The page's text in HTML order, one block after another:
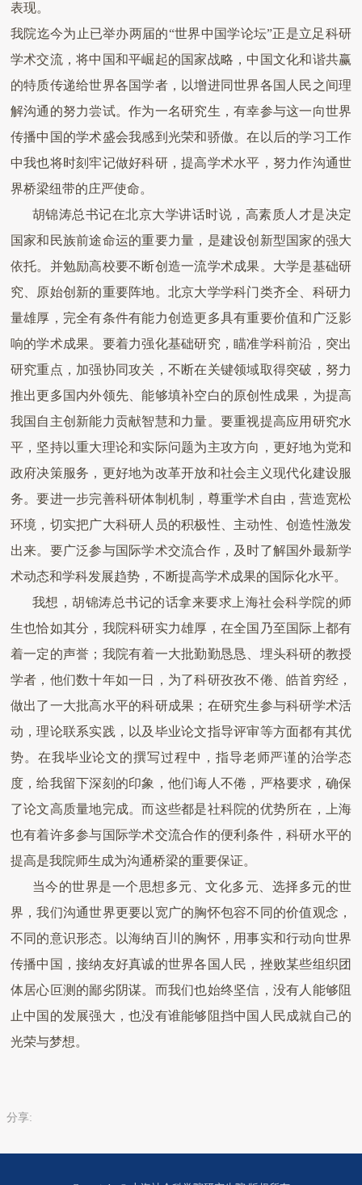
表现。
我院迄今为止已举办两届的“世界中国学论坛”正是立足科研
学术交流，将中国和平崛起的国家战略，中国文化和谐共赢
的特质传递给世界各国学者，以增进同世界各国人民之间理
解沟通的努力尝试。作为一名研究生，有幸参与这一向世界
传播中国的学术盛会我感到光荣和骄傲。在以后的学习工作
中我也将时刻牢记做好科研，提高学术水平，努力作沟通世
界桥梁纽带的庄严使命。
胡锦涛总书记在北京大学讲话时说，高素质人才是决定
国家和民族前途命运的重要力量，是建设创新型国家的强大
依托。并勉励高校要不断创造一流学术成果。大学是基础研
究、原始创新的重要阵地。北京大学学科门类齐全、科研力
量雄厚，完全有条件有能力创造更多具有重要价值和广泛影
响的学术成果。要着力强化基础研究，瞄准学科前沿，突出
研究重点，加强协同攻关，不断在关键领域取得突破，努力
推出更多国内外领先、能够填补空白的原创性成果，为提高
我国自主创新能力贡献智慧和力量。要重视提高应用研究水
平，坚持以重大理论和实际问题为主攻方向，更好地为党和
政府决策服务，更好地为改革开放和社会主义现代化建设服
务。要进一步完善科研体制机制，尊重学术自由，营造宽松
环境，切实把广大科研人员的积极性、主动性、创造性激发
出来。要广泛参与国际学术交流合作，及时了解国外最新学
术动态和学科发展趋势，不断提高学术成果的国际化水平。
我想，胡锦涛总书记的话拿来要求上海社会科学院的师
生也恰如其分，我院科研实力雄厚，在全国乃至国际上都有
着一定的声誉；我院有着一大批勤勤恳恳、埋头科研的教授
学者，他们数十年如一日，为了科研孜孜不倦、皓首穷经，
做出了一大批高水平的科研成果；在研究生参与科研学术活
动，理论联系实践，以及毕业论文指导评审等方面都有其优
势。在我毕业论文的撰写过程中，指导老师严谨的治学态
度，给我留下深刻的印象，他们诲人不倦，严格要求，确保
了论文高质量地完成。而这些都是社科院的优势所在，上海
也有着许多参与国际学术交流合作的便利条件，科研水平的
提高是我院师生成为沟通桥梁的重要保证。
当今的世界是一个思想多元、文化多元、选择多元的世
界，我们沟通世界更要以宽广的胸怀包容不同的价值观念，
不同的意识形态。以海纳百川的胸怀，用事实和行动向世界
传播中国，接纳友好真诚的世界各国人民，挫败某些组织团
体居心叵测的鄙劣阴谋。而我们也始终坚信，没有人能够阻
止中国的发展强大，也没有谁能够阻挡中国人民成就自己的
光荣与梦想。
分享: